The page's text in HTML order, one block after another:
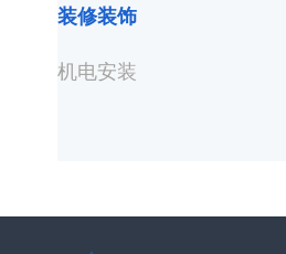
装修装饰
机电安装